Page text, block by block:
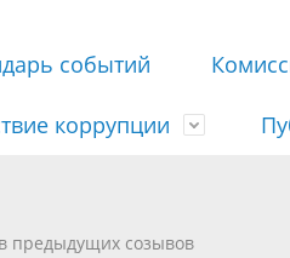
событий
недействующими решений
коррупции
предыдущих созывов